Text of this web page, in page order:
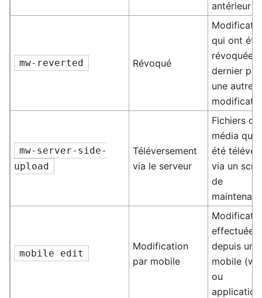
antérieur
mw-reverted Révoqué
qui ont été
révoquées
dernier par
une autre
mw-server-side-
upload
Téléversement
via le serveur
Fichiers de
média qui
été
via un
de
mobile edit
Modification
par mobile
effectuée
depuis un
mobile
ou